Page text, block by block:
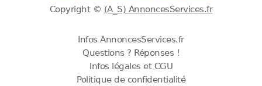
Copyright © (A_S) AnnoncesServices.fr
Infos AnnoncesServices.fr
Questions ? Réponses !
Infos légales et CGU
Politique de confidentialité